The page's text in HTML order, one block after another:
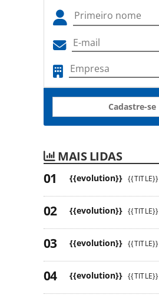
Cadastre-se
MAIS LIDAS
{{evolution}} {{TITLE}}
{{evolution}} {{TITLE}}
{{evolution}} {{TITLE}}
{{evolution}} {{TITLE}}